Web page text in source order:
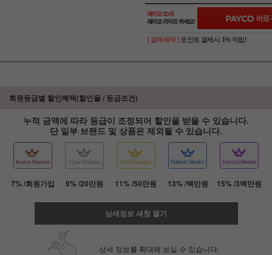
[ 결제혜택 ] 포인트 결제시 1% 적립!
회원등급별 할인혜택(할인율 / 등급조건)
누적 금액에 따라 등급이 조정되어 할인을 받을 수 있습니다.
단 일부 브랜드 및 상품은 제외될 수 있습니다.
7% /회원가입 9% /20만원 11% /50만원 13% /백만원 15% /3백만원
상세정보 새창 열기
상세 정보를 확대해 보실 수 있습니다.